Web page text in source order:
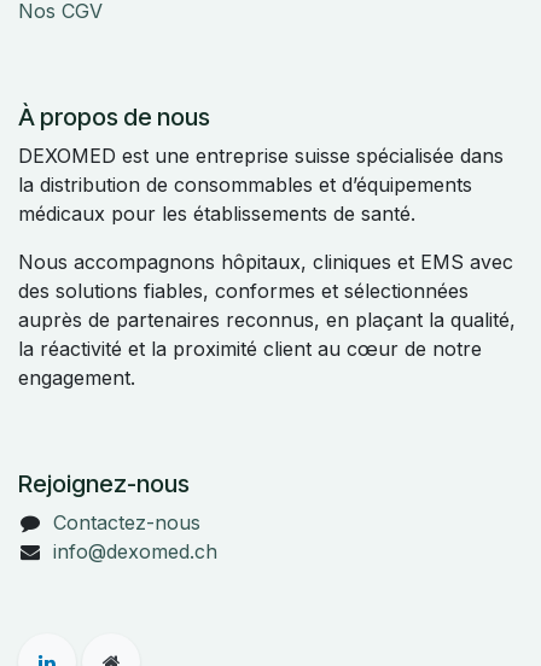
Nos CGV
À propos de nous
DEXOMED est une entreprise suisse spécialisée dans
la distribution de consommables et d’équipements
médicaux pour les établissements de santé.
Nous accompagnons hôpitaux, cliniques et EMS avec
des solutions fiables, conformes et sélectionnées
auprès de partenaires reconnus, en plaçant la qualité,
la réactivité et la proximité client au cœur de notre
engagement.
Rejoignez-nous
Contactez-nous
info@dexomed.ch